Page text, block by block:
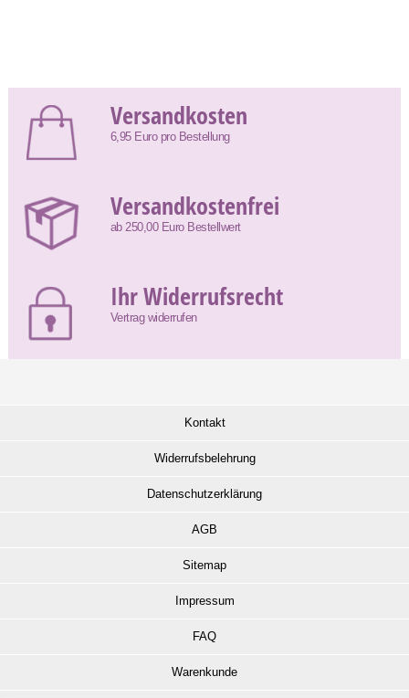
Versandkosten
6,95 Euro pro Bestellung
Versandkostenfrei
ab 250,00 Euro Bestellwert
Ihr Widerrufsrecht
Vertrag widerrufen
Kontakt
Widerrufsbelehrung
Datenschutzerklärung
AGB
Sitemap
Impressum
FAQ
Warenkunde